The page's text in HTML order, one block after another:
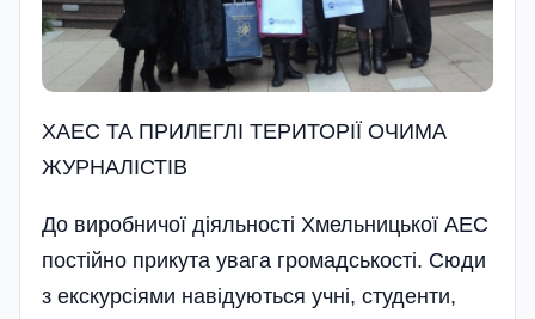
ХАЕС ТА ПРИЛЕГЛІ ТЕРИТОРІЇ ОЧИМА
ЖУРНАЛІСТІВ
До виробничої діяльності Хме­льницької АЕС
постійно прикута увага громадськості. Сюди
з екскурсіями навідуються учні, студен­ти,